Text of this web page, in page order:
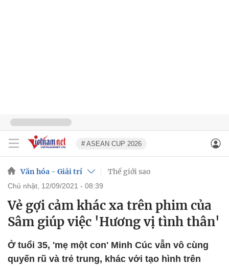
# ASEAN CUP 2026
Văn hóa - Giải trí Thế giới sao
chủ nhật, 12/09/2021 - 08:39
Vẻ gợi cảm khác xa trên phim của
Sâm giúp việc 'Hương vị tình thân'
Ở tuổi 35, 'mẹ một con' Minh Cúc vẫn vô cùng
quyến rũ và trẻ trung, khác với tạo hình trên